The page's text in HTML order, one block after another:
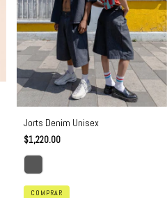
Jorts Denim Unisex
$1,220.00
COMPRAR